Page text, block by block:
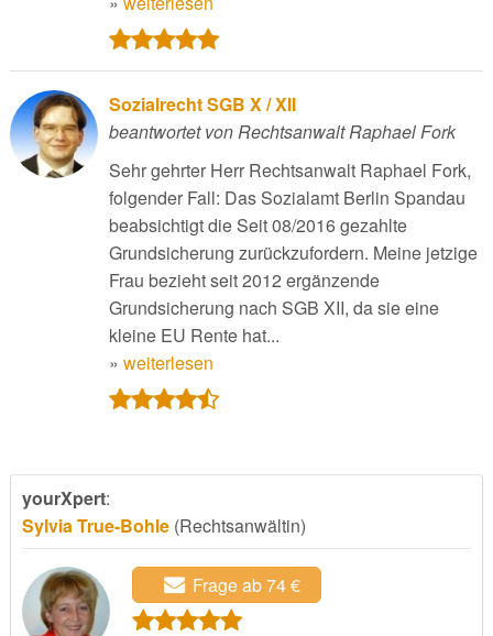
Sozialrecht SGB X / XII
beantwortet von Rechtsanwalt Raphael Fork
Sehr gehrter Herr Rechtsanwalt Raphael Fork,
folgender Fall: Das Sozialamt Berlin Spandau
beabsichtigt die Seit 08/2016 gezahlte
Grundsicherung zurückzufordern. Meine jetzige
Frau bezieht seit 2012 ergänzende
Grundsicherung nach SGB XII, da sie eine
kleine EU Rente hat...
» weiterlesen
yourXpert:
Sylvia True-Bohle(Rechtsanwältin)
Frage ab 74 €